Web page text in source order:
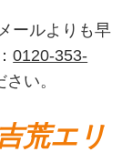
ールよりも早
0120-353-
い。
荒エリ